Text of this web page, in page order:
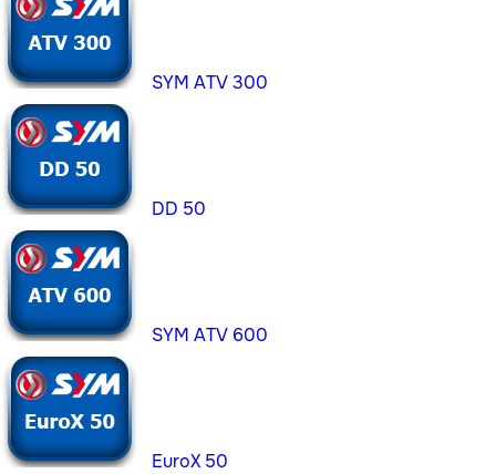
SYM ATV 300
DD 50
SYM ATV 600
EuroX 50